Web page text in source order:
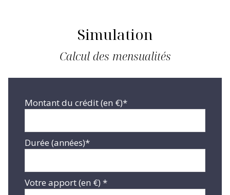
Simulation
Calcul des mensualités
Montant du crédit (en €)*
Durée (années)*
Votre apport (en €) *